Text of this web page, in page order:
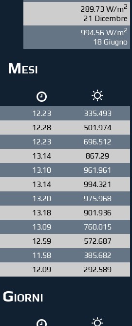
289.73 W/m2
21 Dicembre
994.56 W/m2
18 Giugno
Mesi
12.23
335.493
12.28
501.974
12.23
696.512
13.14
867.29
13.10
961.961
13.14
994.321
13.20
975.968
13.18
901.936
13.09
760.015
12.59
572.687
11.58
385.682
12.09 292.589
Giorni